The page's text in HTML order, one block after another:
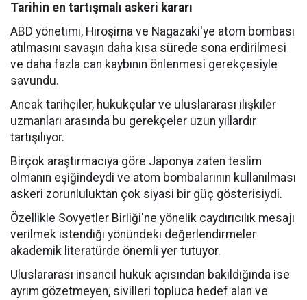
Tarihin en tartışmalı askeri kararı
ABD yönetimi, Hiroşima ve Nagazaki'ye atom bombası
atılmasını savaşın daha kısa sürede sona erdirilmesi
ve daha fazla can kaybının önlenmesi gerekçesiyle
savundu.
Ancak tarihçiler, hukukçular ve uluslararası ilişkiler
uzmanları arasında bu gerekçeler uzun yıllardır
tartışılıyor.
Birçok araştırmacıya göre Japonya zaten teslim
olmanın eşiğindeydi ve atom bombalarının kullanılması
askeri zorunluluktan çok siyasi bir güç gösterisiydi.
Özellikle Sovyetler Birliği'ne yönelik caydırıcılık mesajı
verilmek istendiği yönündeki değerlendirmeler
akademik literatürde önemli yer tutuyor.
Uluslararası insancıl hukuk açısından bakıldığında ise
ayrım gözetmeyen, sivilleri topluca hedef alan ve